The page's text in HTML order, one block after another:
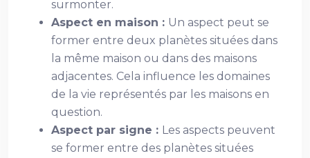
surmonter.
Aspect en maison : Un aspect peut se
former entre deux planètes situées dans
la même maison ou dans des maisons
adjacentes. Cela influence les domaines
de la vie représentés par les maisons en
question.
Aspect par signe : Les aspects peuvent
se former entre des planètes situées